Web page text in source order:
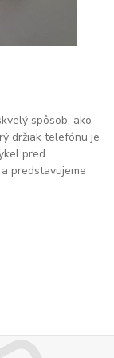
spôsob, ako
držiak telefónu je
pred
predstavujeme